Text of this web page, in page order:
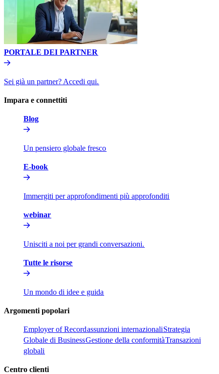
PORTALE DEI PARTNER​​
Sei già un partner? Accedi qui.​​
Impara e connettiti​​
Blog​​
Un pensiero globale fresco​​
E-book​​
Immergiti per approfondimenti più approfonditi​​
webinar​​
Unisciti a noi per grandi conversazioni.​​
Tutte le risorse​​
Un mondo di idee e guida​​
Argomenti popolari​​
Employer of Record​​assunzioni internazionali​​Strategia
Globale di Business​​Gestione della conformità​​Transazioni
globali​​
Centro clienti​​